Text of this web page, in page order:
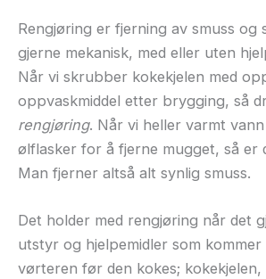
Rengjøring er fjerning av smuss og
gjerne mekanisk, med eller uten
Når vi skrubber kokekjelen med
oppvaskmiddel etter brygging, så
rengjøring. Når vi heller varmt
ølflasker for å fjerne mugget, så er
Man fjerner altså alt synlig smuss.
Det holder med rengjøring når det
utstyr og hjelpemidler som
vørteren før den kokes; kokekjelen,